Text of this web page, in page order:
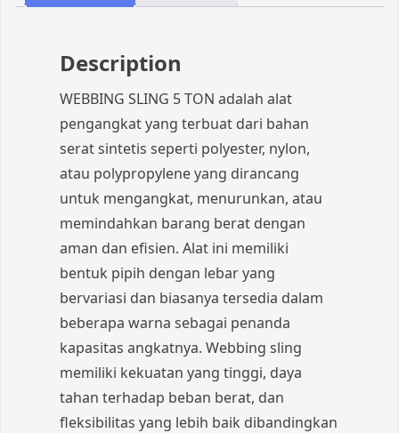
Description
WEBBING SLING 5 TON adalah alat
pengangkat yang terbuat dari bahan
serat sintetis seperti polyester, nylon,
atau polypropylene yang dirancang
untuk mengangkat, menurunkan, atau
memindahkan barang berat dengan
aman dan efisien. Alat ini memiliki
bentuk pipih dengan lebar yang
bervariasi dan biasanya tersedia dalam
beberapa warna sebagai penanda
kapasitas angkatnya. Webbing sling
memiliki kekuatan yang tinggi, daya
tahan terhadap beban berat, dan
fleksibilitas yang lebih baik dibandingkan